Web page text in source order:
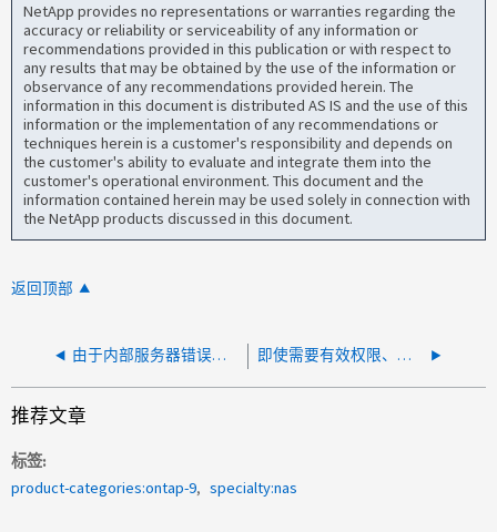
NetApp provides no representations or warranties regarding the
accuracy or reliability or serviceability of any information or
recommendations provided in this publication or with respect to
any results that may be obtained by the use of the information or
observance of any recommendations provided herein. The
information in this document is distributed AS IS and the use of this
information or the implementation of any recommendations or
techniques herein is a customer's responsibility and depends on
the customer's ability to evaluate and integrate them into the
customer's operational environment. This document and the
information contained herein may be used solely in connection with
the NetApp products discussed in this document.
返回顶部
由于内部服务器错误，无法访问 XCP 许可门户 即使需要有效权限、也无法读取或写入CIFS共享
推荐文章
标签
product-categories:ontap-9
specialty:nas